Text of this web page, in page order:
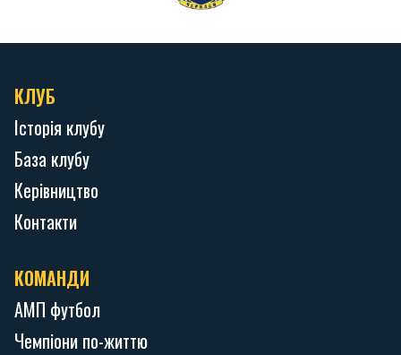
КЛУБ
Історія клубу
База клубу
Керівництво
Контакти
КОМАНДИ
АМП футбол
Чемпіони по-життю